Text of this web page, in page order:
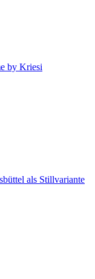
by Kriesi
als Stillvariante